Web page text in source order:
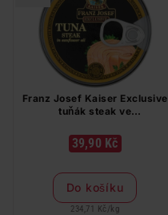
Franz Josef Kaiser Exclusive
tuňák steak ve
39,90 Kč
Do košíku
234,71 Kč / kg